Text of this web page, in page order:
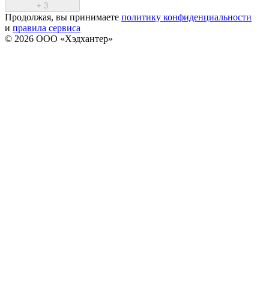
+ 3
Продолжая, вы принимаете политику конфиденциальности
и правила сервиса
© 2026 ООО «Хэдхантер»